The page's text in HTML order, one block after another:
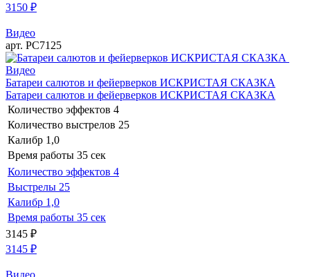
3150 ₽
Видео
арт. РС7125
Видео
Батареи салютов и фейерверков ИСКРИСТАЯ СКАЗКА
Батареи салютов и фейерверков ИСКРИСТАЯ СКАЗКА
Количество эффектов 4
Количество выстрелов 25
Калибр 1,0
Время работы 35 сек
Количество эффектов 4
Выстрелы 25
Калибр 1,0
Время работы 35 сек
3145 ₽
3145 ₽
Видео